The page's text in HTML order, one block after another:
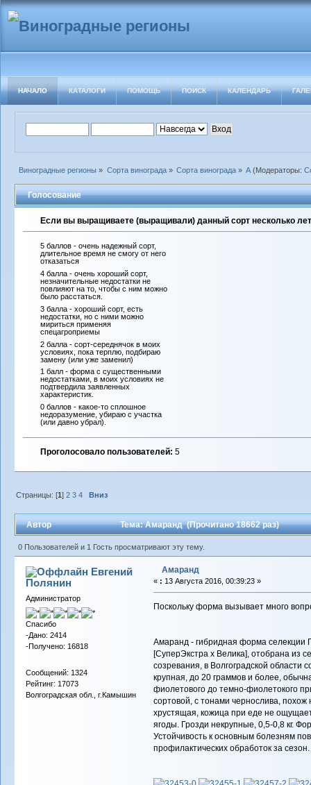
НАЧАЛО КАТАЛОГИ ПОМОЩЬ ПОИСК КАЛЕНДАРЬ
Виноградные регионы » Сорта винограда» Сорта винограда» А (Модераторы:
Голосование
Если вы выращиваете (выращивали) данный сорт несколько
5 баллов - очень надежный сорт,
длительное время не смогу от него
отказаться
4 балла - очень хороший сорт,
незначительные недостатки не
повлияют на то, чтобы с ним можно
было расстаться.
3 балла - хороший сорт, есть
недостатки, но с ними можно
мириться применяя
спецагроприемы
2 балла - сорт-середнячок в моих
условиях, пока терплю, подбираю
замену (или уже заменил)
1 балл - форма с существенными
недостатками, в моих условиях не
подтвердила заявленных
характеристик.
0 баллов - какое-то сплошное
недоразумение, убираю с участка
(или давно убрал).
Проголосовало пользователей: 5
Страницы: [1]2 3 4 Вниз
Автор Тема: Амаранд (Прочитано 18662 раз)
0 Пользователей и 1 Гость просматривают эту тему.
Евгений
Полянин
Администратор
Спасибо
-Дано: 2414
-Получено: 16818
Сообщений: 1324
Рейтинг: 17073
Волгоградская обл., г.Камышин
Амаранд
« : 13 Августа 2016, 00:39:23 »
Поскольку форма вызывает много
Амаранд - гибридная форма селекции
[СуперЭкстра х Велика], отобрана из
созревания, в Волгоградской области
крупная, до 20 граммов и более,
фиолетового до темно-фиолетокого
сортовой, с тонами чернослива, похож
хрустящая, кожица при еде не
ягоды. Грозди некрупные, 0,5-0,8 кг.
Устойчивость к основным болезням
профилактических обработок за